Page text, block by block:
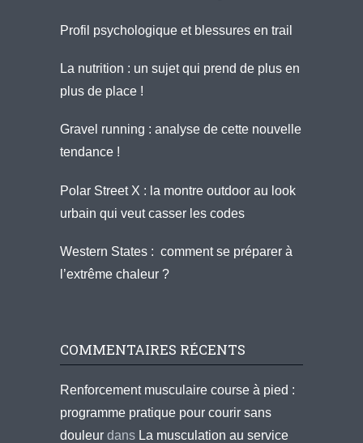
Profil psychologique et blessures en trail
La nutrition : un sujet qui prend de plus en
plus de place !
Gravel running : analyse de cette nouvelle
tendance !
Polar Street X : la montre outdoor au look
urbain qui veut casser les codes
Western States : comment se préparer à
l’extrême chaleur ?
COMMENTAIRES RÉCENTS
Renforcement musculaire course à pied :
programme pratique pour courir sans
douleur dans La musculation au service